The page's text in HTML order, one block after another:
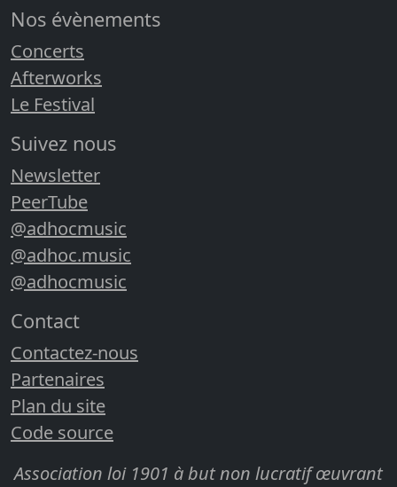
Nos évènements
Concerts
Afterworks
Le Festival
Suivez nous
Newsletter
PeerTube
@adhocmusic
@adhoc.music
@adhocmusic
Contact
Contactez-nous
Partenaires
Plan du site
Code source
Association loi 1901 à but non lucratif œuvrant